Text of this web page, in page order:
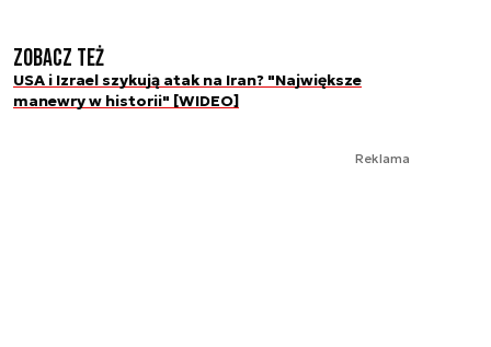
Zobacz też
USA i Izrael szykują atak na Iran? "Największe
manewry w historii" [WIDEO]
Reklama